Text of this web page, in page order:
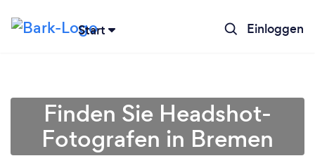
Start Einloggen
Finden Sie Headshot-
Fotografen in Bremen